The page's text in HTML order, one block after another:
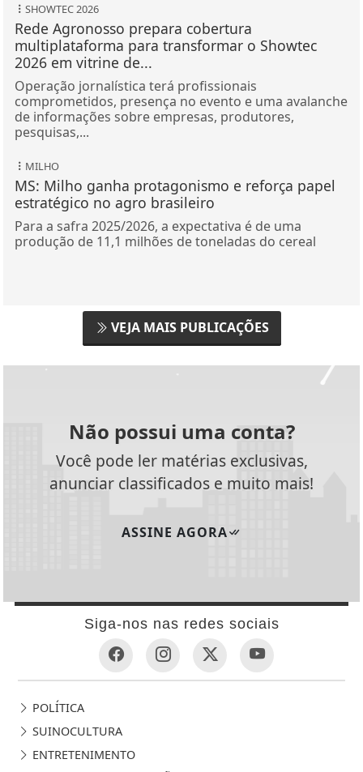
SHOWTEC 2026
Rede Agronosso prepara cobertura
multiplataforma para transformar o Showtec
2026 em vitrine de...
Operação jornalística terá profissionais
comprometidos, presença no evento e uma avalanche
de informações sobre empresas, produtores,
pesquisas,...
MILHO
MS: Milho ganha protagonismo e reforça papel
estratégico no agro brasileiro
Para a safra 2025/2026, a expectativa é de uma
produção de 11,1 milhões de toneladas do cereal
VEJA MAIS PUBLICAÇÕES
Não possui uma conta?
Você pode ler matérias exclusivas,
anunciar classificados e muito mais!
ASSINE AGORA
Siga-nos nas redes sociais
POLÍTICA
SUINOCULTURA
ENTRETENIMENTO